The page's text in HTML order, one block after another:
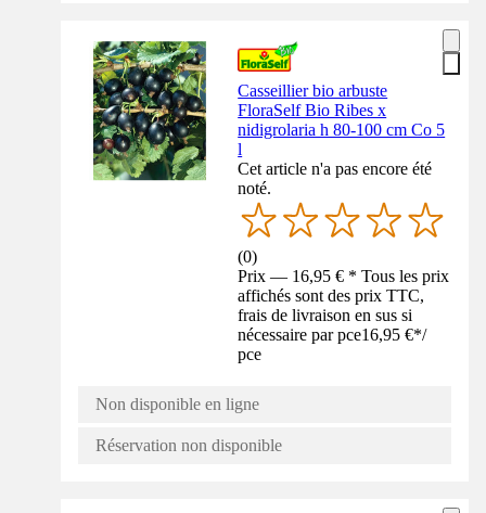
Casseillier bio arbuste
FloraSelf Bio Ribes x
nidigrolaria h 80-100 cm Co 5
l
Cet article n'a pas encore été
noté.
(0)
Prix — 16,95 € * Tous les prix
affichés sont des prix TTC,
frais de livraison en sus si
nécessaire par pce16,95 €*/
pce
Non disponible en ligne
Réservation non disponible